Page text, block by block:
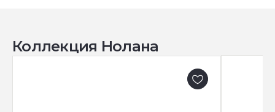
Коллекция Нолана